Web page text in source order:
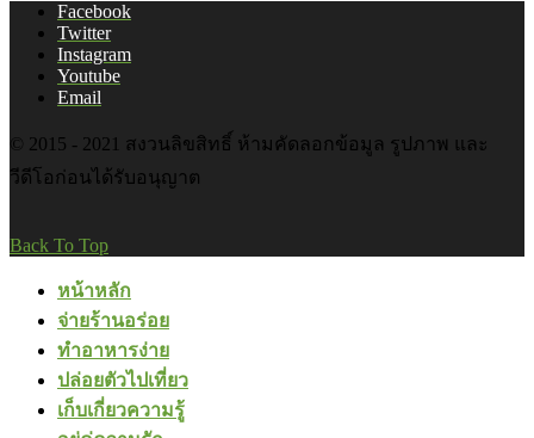
Facebook
Twitter
Instagram
Youtube
Email
© 2015 - 2021 สงวนลิขสิทธิ์ ห้ามคัดลอกข้อมูล รูปภาพ และ
วีดีโอก่อนได้รับอนุญาต
Back To Top
หน้าหลัก
จ่ายร้านอร่อย
ทำอาหารง่าย
ปล่อยตัวไปเที่ยว
เก็บเกี่ยวความรู้